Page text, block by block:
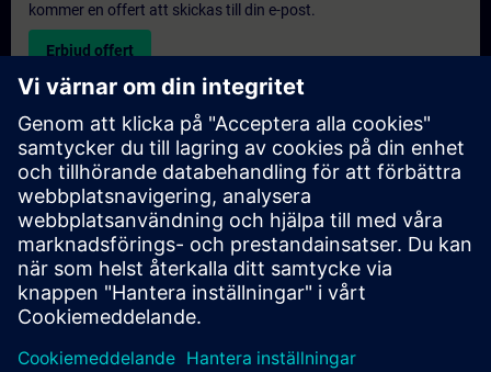
kommer en offert att skickas till din e-post.
Erbjud offert
Exklusiv utbildningsförfrågan
Vänligen fyll i förfrågningsformuläret nedan om du behöver en
offert för en exklusiv utbildningskurs antingen på plats, virtuellt
eller vid vårt SITRAIN utbildningscenter. Denna typ av förfrågan
passar för större grupper (6 och uppåt). Efter att du har angett
dina kontaktuppgifter och dina utbildningskrav, kommer du att
få en offert från oss.
Begär exklusiv offert